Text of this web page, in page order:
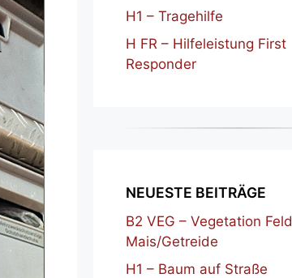
H1 – Tragehilfe
H FR – Hilfeleistung First
Responder
NEUESTE BEITRÄGE
B2 VEG – Vegetation Feld
Mais/Getreide
H1 – Baum auf Straße